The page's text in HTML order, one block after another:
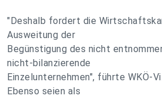
"Deshalb fordert die
Ausweitung der
Begünstigung des nicht
nicht-bilanzierende
Einzelunternehmen", führte WKÖ-
Ebenso seien als